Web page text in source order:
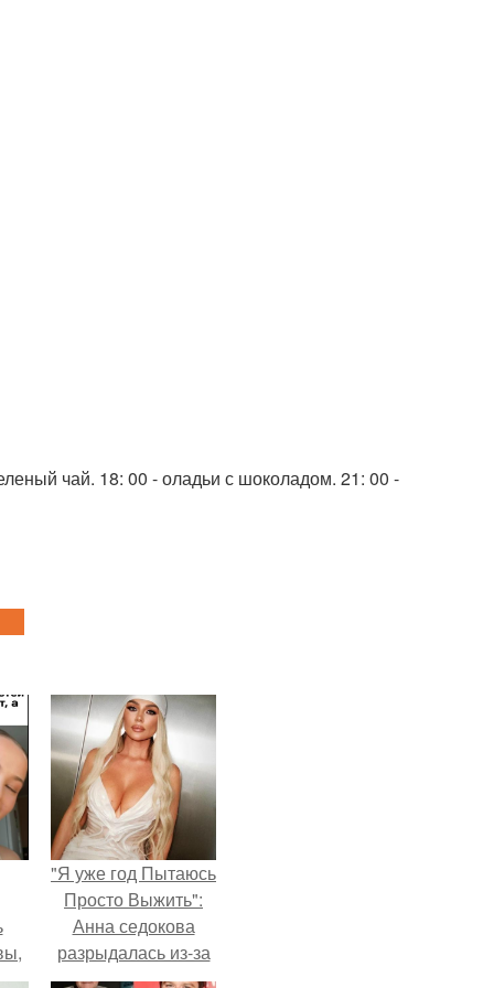
чай. 18: 00 - оладьи с шоколадом. 21: 00 -
"Я уже год Пытаюсь
Просто Выжить":
Анна седокова
разрыдалась из-за
жесткой травли и